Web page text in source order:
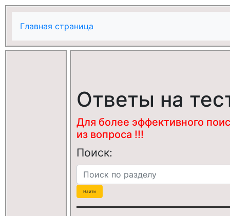
Главная страница
Ответы на
Для более эффективного
из вопроса !!!
Поиск: